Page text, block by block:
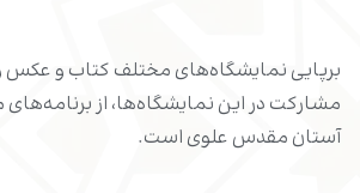
برپایی نمایشگاه‌های مختلف کتاب و
مشارکت در این نمایشگاه‌ها، از
آستان مقدس علوی است.